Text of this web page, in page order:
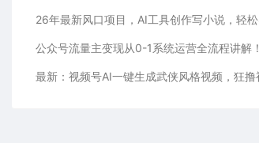
公众号流量主变现从0-1系统运营全流程讲解！